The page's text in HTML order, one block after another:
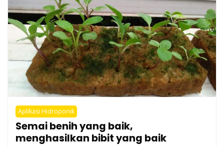
Aplikasi Hidroponik
Semai benih yang baik,
menghasilkan bibit yang baik